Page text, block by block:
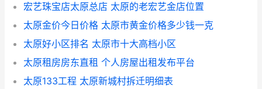
宏艺珠宝店太原总店 太原的老宏艺金店位置
太原金价今日价格 太原市黄金价格多少钱一克
太原好小区排名 太原市十大高档小区
太原租房房东直租 个人房屋出租发布平台
太原133工程 太原新城村拆迁明细表